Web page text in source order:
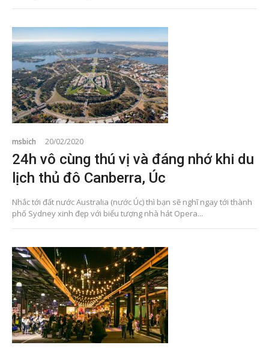
msbich 20/02/2020
24h vô cùng thú vị và đáng nhớ khi du
lịch thủ đô Canberra, Úc
Nhắc tới đất nước Australia (nước Úc) thì bạn sẽ nghĩ ngay tới thành
phố Sydney xinh đẹp với biểu tượng nhà hát Opera...